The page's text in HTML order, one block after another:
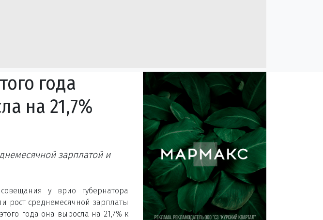
года
на 21,7%
зарплатой и
у врио губернатора
рост среднемесячной зарплаты
года она выросла на 21,7% к